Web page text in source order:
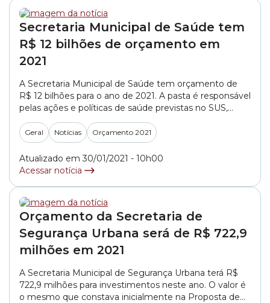
Secretaria Municipal de Saúde tem
R$ 12 bilhões de orçamento em
2021
A Secretaria Municipal de Saúde tem orçamento de
R$ 12 bilhões para o ano de 2021. A pasta é responsável
pelas ações e políticas de saúde previstas no SUS,
dentro das atribuições do município. A verba será
aplicada em hospitais, programas de atenção à saúde,
obras e manutenção de equipamentos públicos,
treinamento de profissionais da... »
Geral Notícias Orçamento 2021
Atualizado em 30/01/2021 - 10h00
Acessar notícia
Orçamento da Secretaria de
Segurança Urbana será de R$ 722,9
milhões em 2021
A Secretaria Municipal de Segurança Urbana terá R$
722,9 milhões para investimentos neste ano. O valor é
o mesmo que constava inicialmente na Proposta de